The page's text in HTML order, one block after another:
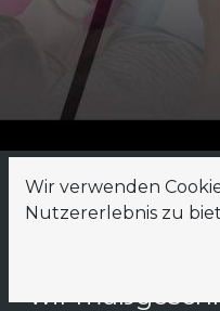
Als Odoo
wir
Wir verwenden
Nutzererlebnis zu